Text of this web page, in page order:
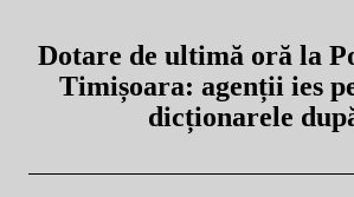
Dotare de ultimă oră la
Timișoara: agenții ies
dicționarele